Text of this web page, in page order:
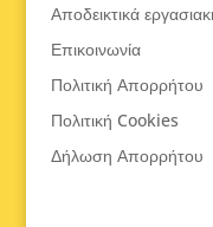
Αποδεικτικά
Επικοινωνία
Πολιτική Απορρήτου
Πολιτική Cookies
Δήλωση Απορρήτου